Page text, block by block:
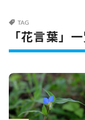
TAG
「花言葉」